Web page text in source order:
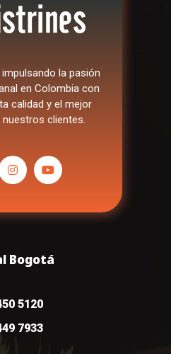
la pasión
en Colombia con
calidad y el mejor
clientes.
Bogotá
5120
7933